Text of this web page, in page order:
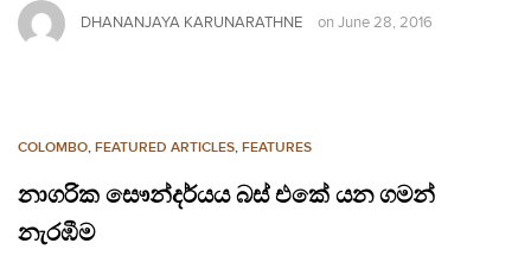
DHANANJAYA KARUNARATHNE on June 28, 2016
COLOMBO, FEATURED ARTICLES, FEATURES
නාගරික සෞන්දර්යය බස් එකේ යන ගමන්
නැරඹීම